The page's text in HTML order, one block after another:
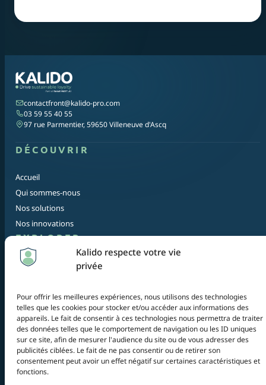
Kalido respecte votre vie
privée
Pour offrir les meilleures expériences, nous utilisons des technologies
telles que les cookies pour stocker et/ou accéder aux informations des
appareils. Le fait de consentir à ces technologies nous permettra de traiter
des données telles que le comportement de navigation ou les ID uniques
sur ce site, afin de mesurer l'audience du site ou de vous adresser des
publicités ciblées. Le fait de ne pas consentir ou de retirer son
consentement peut avoir un effet négatif sur certaines caractéristiques et
fonctions.
contactfront@kalido-pro.com
03 59 55 40 55
97 rue Parmentier, 59650 Villeneuve d'Ascq
DÉCOUVRIR
Accueil
Qui sommes-nous
Nos solutions
Nos innovations
EXPLORER
Blog
Plan du site
© 2026 Kalido — Tous droits réservés
Mentions légales
Politique de confidentialité